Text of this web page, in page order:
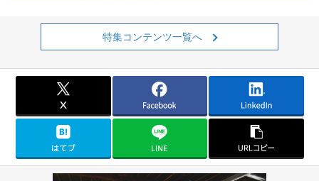
特集コンテンツ一覧へ